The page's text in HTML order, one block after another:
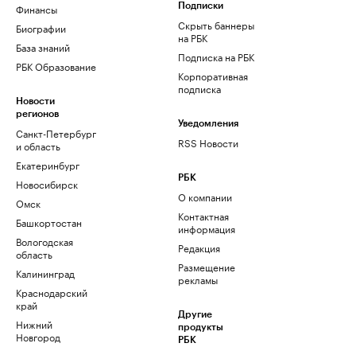
Финансы
Биографии
База знаний
РБК Образование
Новости
регионов
Санкт-Петербург
и область
Екатеринбург
Новосибирск
Омск
Башкортостан
Вологодская
область
Калининград
Краснодарский
край
Нижний
Новгород
Подписки
Скрыть баннеры
на РБК
Подписка на РБК
Корпоративная
подписка
Уведомления
RSS Новости
РБК
О компании
Контактная
информация
Редакция
Размещение
рекламы
Другие
продукты
РБК